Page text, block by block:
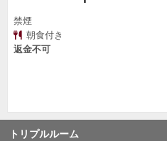
禁煙
朝食付き
返金不可
トリプルルーム